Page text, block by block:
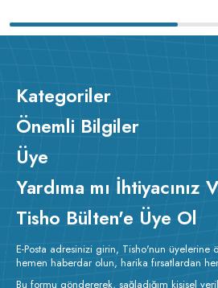
Kategoriler
Önemli Bilgiler
Üye
Yardıma mı İhtiyacınız
Tisho Bülten'e Üye Ol
E-Posta adresinizi girin, Tisho'nun üyelerine
hemen haberdar olun, harika fırsatlardan
Bu formu göndererek, sağladığım kişisel